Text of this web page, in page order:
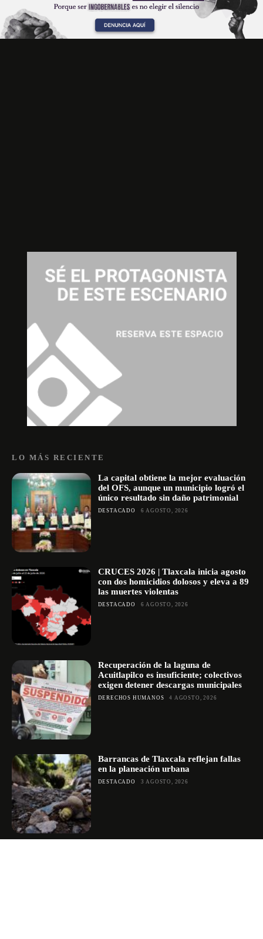
LO MÁS RECIENTE
La capital obtiene la mejor evaluación
del OFS, aunque un municipio logró el
único resultado sin daño patrimonial
DESTACADO 6 AGOSTO, 2026
CRUCES 2026 | Tlaxcala inicia agosto
con dos homicidios dolosos y eleva a 89
las muertes violentas
DESTACADO 6 AGOSTO, 2026
Recuperación de la laguna de
Acuitlapilco es insuficiente; colectivos
exigen detener descargas municipales
DERECHOS HUMANOS 4 AGOSTO, 2026
Barrancas de Tlaxcala reflejan fallas
en la planeación urbana
DESTACADO 3 AGOSTO, 2026